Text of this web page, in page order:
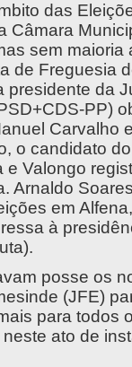
das
Câmara
sem
de Freguesia
presidente da
PP)
Carvalho
o candidato
e Valongo
Arnaldo
em
à
posse os
(JFE)
para todos
ato de